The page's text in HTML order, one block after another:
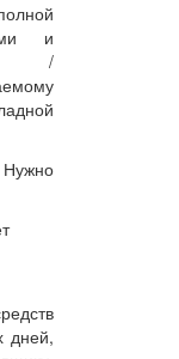
и
/
дней,